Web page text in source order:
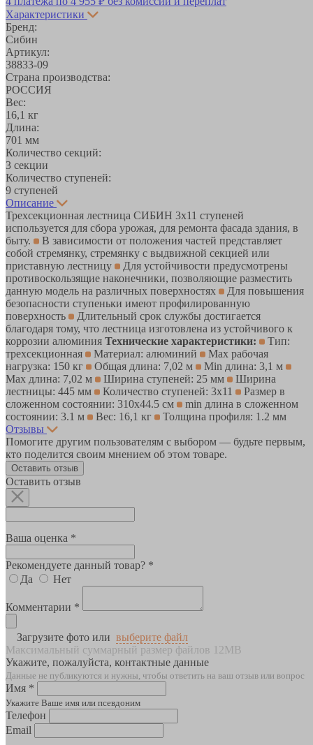
Характеристики
Бренд:
Сибин
Артикул:
38833-09
Страна производства:
РОССИЯ
Вес:
16,1 кг
Длина:
701 мм
Количество секций:
3 секции
Количество ступеней:
9 ступеней
Описание
Трехсекционная лестница СИБИН 3х11 ступеней
используется для сбора урожая, для ремонта фасада здания, в
быту.
В зависимости от положения частей представляет
собой стремянку, стремянку с выдвижной секцией или
приставную лестницу
Для устойчивости предусмотрены
противоскользящие наконечники, позволяющие разместить
данную модель на различных поверхностях
Для повышения
безопасности ступеньки имеют профилированную
поверхность
Длительный срок службы достигается
благодаря тому, что лестница изготовлена из устойчивого к
коррозии алюминия Технические характеристики:
Тип:
трехсекционная
Материал: алюминий
Max рабочая
нагрузка: 150 кг
Общая длина: 7,02 м
Min длина: 3,1 м
Max длина: 7,02 м
Ширина ступеней: 25 мм
Ширина
лестницы: 445 мм
Количество ступеней: 3х11
Размер в
сложенном состоянии: 310х44.5 см
min длина в сложенном
состоянии: 3.1 м
Вес: 16,1 кг
Толщина профиля: 1.2 мм
Отзывы
Помогите другим пользователям с выбором — будьте первым,
кто поделится своим мнением об этом товаре.
Оставить отзыв
Оставить отзыв
Ваша оценка *
Рекомендуете данный товар? *
Да
Нет
Комментарии *
Загрузите фото или выберите файл
Максимальный суммарный размер файлов 12MB
Укажите, пожалуйста, контактные данные
Данные не публикуются и нужны, чтобы ответить на ваш отзыв или вопрос
Имя *
Укажите Ваше имя или псевдоним
Телефон
Email